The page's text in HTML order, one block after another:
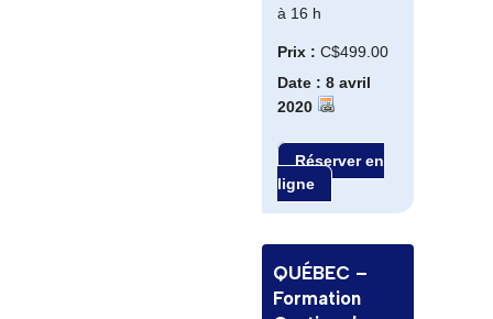
à 16 h
Prix :C$499.00
Date : 8 avril
2020
Réserver en
ligne
QUÉBEC –
Formation